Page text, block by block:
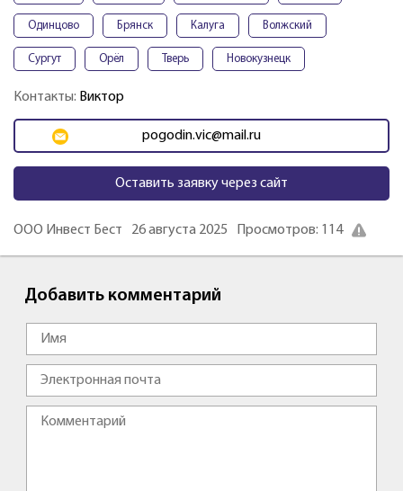
Одинцово Брянск Калуга Волжский
Сургут Орёл Тверь Новокузнецк
Контакты: Виктор
pogodin.vic@mail.ru
Оставить заявку через сайт
ООО Инвест Бест 26 августа 2025 Просмотров: 114
Добавить комментарий